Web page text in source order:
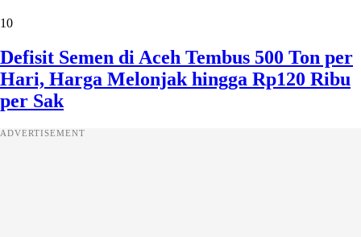
10
Defisit Semen di Aceh Tembus 500 Ton per
Hari, Harga Melonjak hingga Rp120 Ribu
per Sak
ADVERTISEMENT